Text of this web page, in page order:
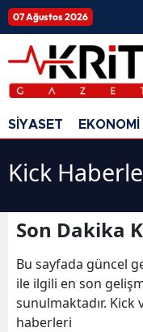
07 Ağustos 2026
SİYASET EKONOMİ
Kick
Son Dakika
Bu sayfada güncel
ile ilgili en son
sunulmaktadır. Kick
haberleri